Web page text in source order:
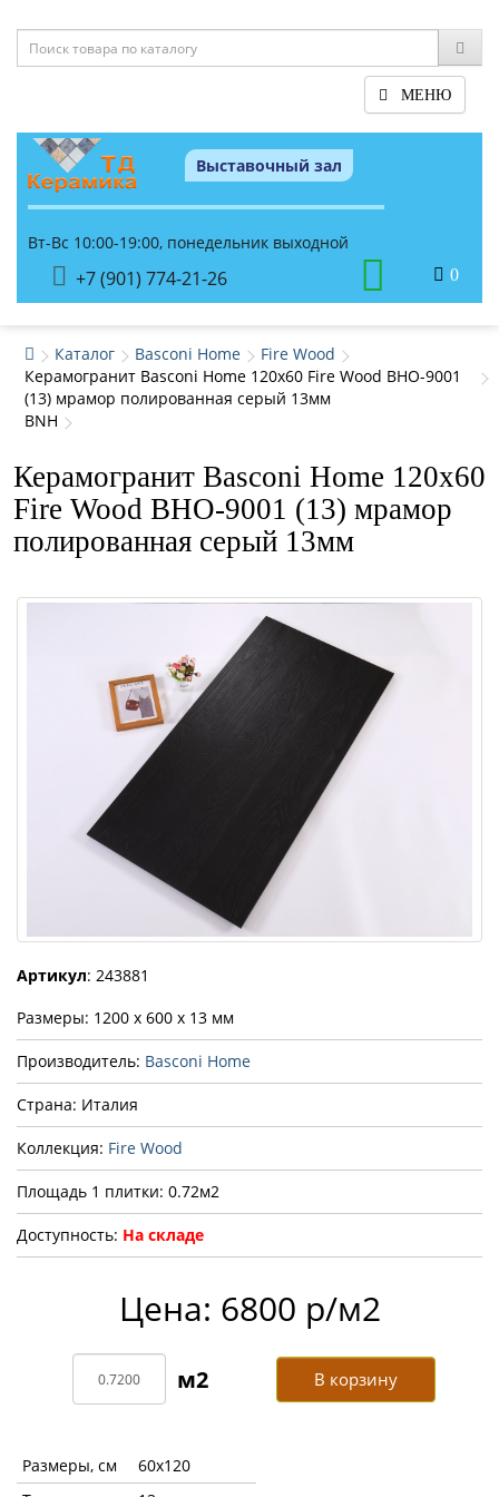
МЕНЮ
Выставочный зал
Вт-Вс 10:00-19:00, понедельник выходной
+7 (901) 774-21-26 0
Каталог Basconi Home
Fire Wood
Керамогранит Basconi Home 120x60 Fire Wood BHO-9001
(13) мрамор полированная серый 13мм
BNH
Керамогранит Basconi Home 120x60
Fire Wood BHO-9001 (13) мрамор
полированная серый 13мм
Артикул: 243881
Размеры: 1200 x 600 x 13 мм
Производитель: Basconi Home
Страна: Италия
Коллекция: Fire Wood
Площадь 1 плитки: 0.72м2
Доступность: На складе
Цена: 6800 р/м2
В корзину
Размеры, см
60x120